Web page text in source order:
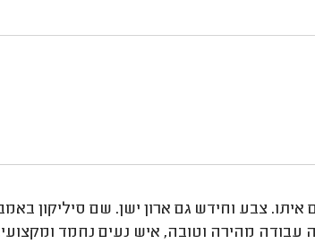
צבע וחידש גם ארון ישן. שם סיליקון
מהירה וטובה, איש נעים נחמד